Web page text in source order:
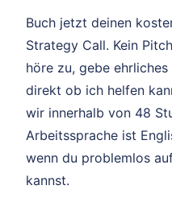
Buch jetzt deinen
Strategy Call. Kein
höre zu, gebe
direkt ob ich helfen
wir innerhalb von 48
Arbeitssprache ist
wenn du problemlos
kannst.